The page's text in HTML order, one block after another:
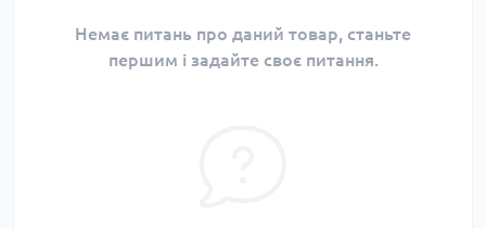
Немає питань про даний товар, станьте
першим і задайте своє питання.